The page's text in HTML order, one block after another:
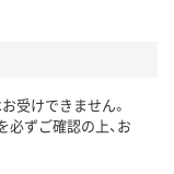
受けできません。
を必ずご確認の上、お